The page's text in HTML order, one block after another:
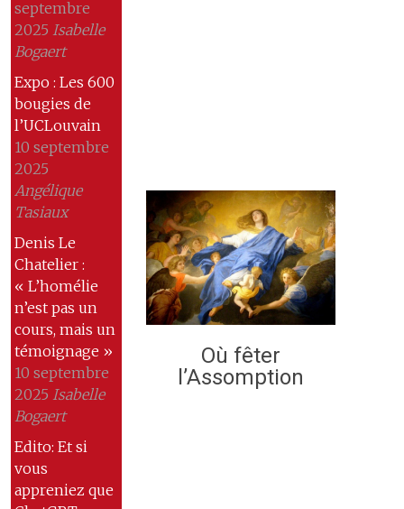
septembre
2025 Isabelle
Bogaert
Expo : Les 600
bougies de
l’UCLouvain
10 septembre
2025
Angélique
Tasiaux
Denis Le
Chatelier :
« L’homélie
n’est pas un
cours, mais un
témoignage »
10 septembre
2025 Isabelle
Bogaert
Edito: Et si
vous
appreniez que
Où fêter
l’Assomption